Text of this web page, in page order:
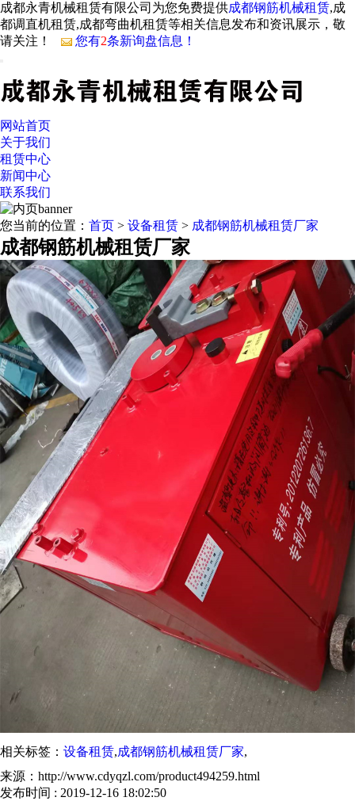
成都永青机械租赁有限公司为您免费提供成都钢筋机械租赁,成
都调直机租赁,成都弯曲机租赁等相关信息发布和资讯展示，敬
请关注！
您有2条新询盘信息！
网站首页
关于我们
租赁中心
新闻中心
联系我们
您当前的位置： 首页 > 设备租赁 > 成都钢筋机械租赁厂家
成都钢筋机械租赁厂家
相关标签： 设备租赁,成都钢筋机械租赁厂家,
来源：http://www.cdyqzl.com/product494259.html
发布时间 : 2019-12-16 18:02:50